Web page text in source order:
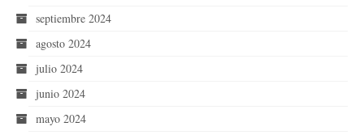
septiembre 2024
agosto 2024
julio 2024
junio 2024
mayo 2024